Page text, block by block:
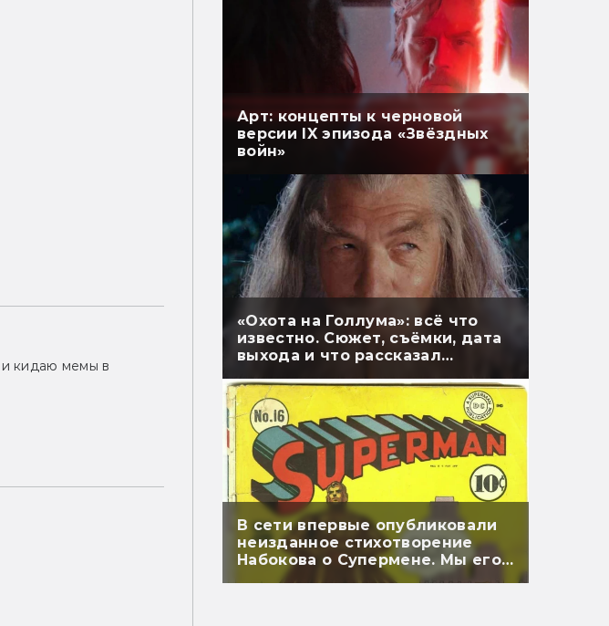
кидаю мемы в
Арт: концепты к черновой
версии IX эпизода «Звёздных
войн»
«Охота на Голлума»: всё что
известно. Сюжет, съёмки, дата
выхода и что рассказал
В сети впервые опубликовали
неизданное стихотворение
Набокова о Супермене. Мы его
перевели